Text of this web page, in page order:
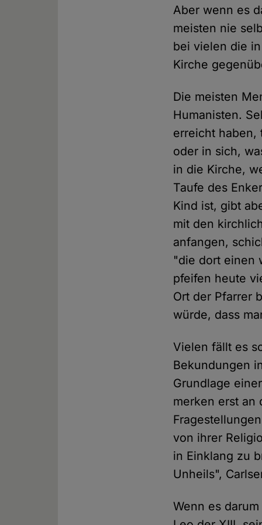
Aber wenn es
meisten nie
bei vielen die
Kirche
Die meisten
Humanisten.
erreicht haben,
oder in sich,
in die Kirche,
Taufe des
Kind ist, gibt
mit den
anfangen,
"die dort einen
pfeifen heute
Ort der Pfarrer
würde, dass
Vielen fällt es
Bekundungen
Grundlage
merken erst an
von ihrer
in Einklang zu
Unheils",
Wenn es